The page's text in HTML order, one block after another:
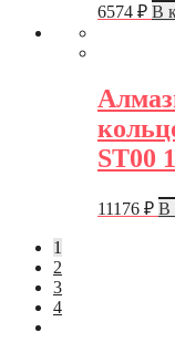
6574 ₽ В
ST00
11176 ₽ В
1
2
3
4